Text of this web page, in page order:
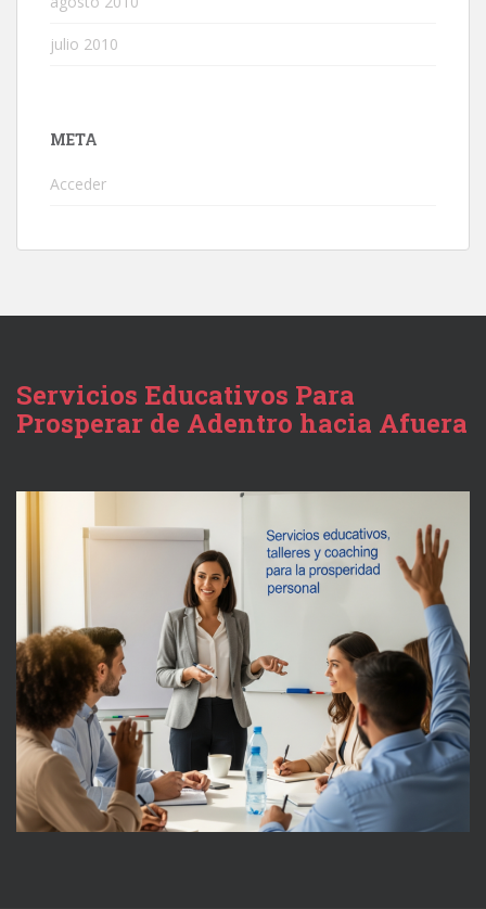
julio 2010
META
Acceder
Servicios Educativos Para
Prosperar de Adentro hacia Afuera